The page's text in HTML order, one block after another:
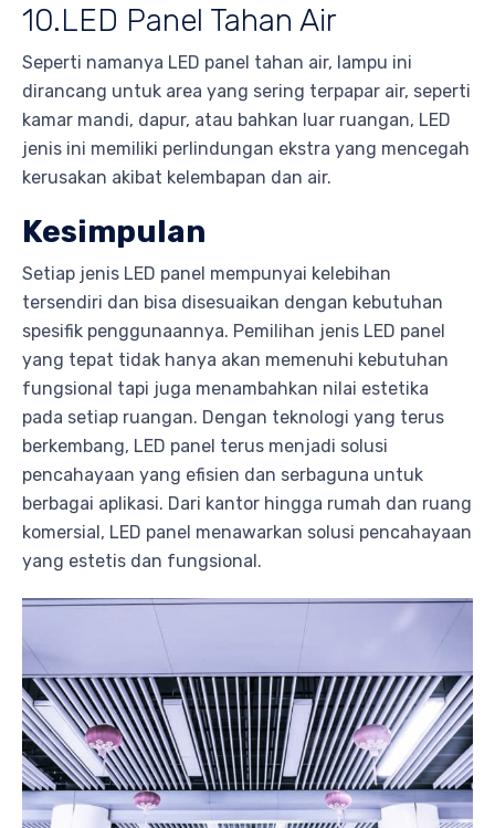
10.LED Panel Tahan Air
Seperti namanya LED panel tahan air, lampu ini
dirancang untuk area yang sering terpapar air, seperti
kamar mandi, dapur, atau bahkan luar ruangan, LED
jenis ini memiliki perlindungan ekstra yang mencegah
kerusakan akibat kelembapan dan air.
Kesimpulan
Setiap jenis LED panel mempunyai kelebihan
tersendiri dan bisa disesuaikan dengan kebutuhan
spesifik penggunaannya. Pemilihan jenis LED panel
yang tepat tidak hanya akan memenuhi kebutuhan
fungsional tapi juga menambahkan nilai estetika
pada setiap ruangan. Dengan teknologi yang terus
berkembang, LED panel terus menjadi solusi
pencahayaan yang efisien dan serbaguna untuk
berbagai aplikasi. Dari kantor hingga rumah dan ruang
komersial, LED panel menawarkan solusi pencahayaan
yang estetis dan fungsional.